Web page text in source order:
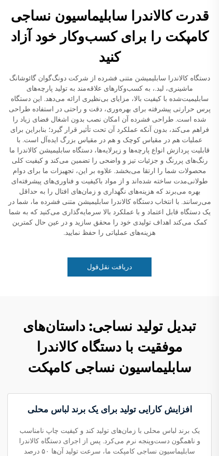
قدرت کالاندرا سابلیماسیون نساجی
کامپکت را برای کسب‌وکار خود آزاد
کنید
دستگاه کالاندرا سابلیمیشن متنی فشرده از شرکت دونگ‌گوان گائوشانگ
ماشینری، لید.، به کسب‌وکارهای علاقه‌مند به تولید پارچه‌های
سابلیمیت‌شده با کیفیت بالا، مزایای بی‌نظیری ارائه می‌دهد. این دستگاه
پرس حرارتی پیشرفته برای بهره‌وری، دقت و راحتی در استفاده طراحی
شده است. طراحی فشرده آن امکان نصب بدون اشغال فضای زیاد را
فراهم می‌کند، بدون آنکه عملکرد آن تحت تأثیر قرار گیرد؛ بنابراین برای
عملیات هم در مقیاس کوچک و هم در مقیاس بزرگ ایده‌آل است. با
قابلیت پردازش انواع پارچه‌ها و زیرلایه‌ها، دستگاه سابلیمیشن کالاندرا ما
رنگ‌های پررنگ و جزئیات تیز و واضحی را تضمین می‌کند و کیفیت کلی
محصولات شما را ارتقا می‌بخشد. علاوه بر این، تجهیزات ما برای دوام
طولانی‌مدت ساخته شده‌اند و از مواد باکیفیت و فناوری‌های پیشرفته‌ای
بهره می‌برند که هزینه‌های نگهداری و زمان‌های افتال را به حداقل
می‌رسانند. با انتخاب دستگاه کالاندرا سابلیمیشن متنی فشرده ما، شما در
یک دستگاه قابل اعتماد و با عملکرد بالا سرمایه‌گذاری می‌کنید که به شما
کمک می‌کند اهداف تولیدی خود را محقق سازید و در عین حال کمترین
هزینه‌های عملیاتی را حفظ نمایید.
دریافت نقل‌قول
تبدیل تولید نساجی: داستان‌های
موفقیت با دستگاه کالاندرا
سابلیماسیون نساجی کامپکت
افزایش کارایی تولید برای یک برند لباس محلی
یک برند لباس محلی با زمان‌های تولید کند و کیفیت چاپ نامناسب
و ناهمگون دست‌وپنجه نرم می‌کرد. پس از اجرای دستگاه کالاندرا
سابلیماسیون نساجی کامپکت ما، سرعت تولید آن‌ها ۵۰ درصد